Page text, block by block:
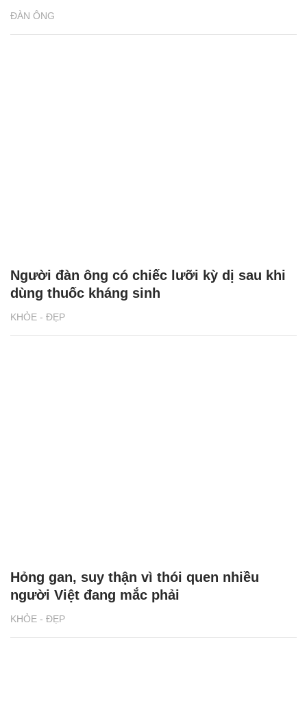
ĐÀN ÔNG
KHỎE - ĐẸP
Người đàn ông có chiếc lưỡi kỳ dị sau khi
dùng thuốc kháng sinh
KHỎE - ĐẸP
Hỏng gan, suy thận vì thói quen nhiều
người Việt đang mắc phải